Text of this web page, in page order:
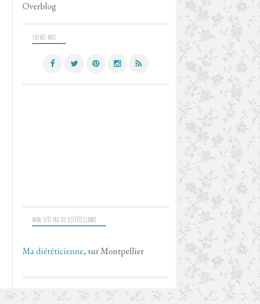
SUIVEZ-MOI
Overblog
MON SITE PRO DE DIÉTÉTICIENNE
Ma diététicienne, sur Montpellier